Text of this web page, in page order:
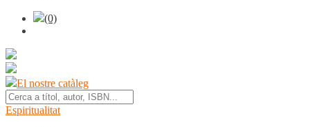
(0)
El nostre catàleg
Espiritualitat